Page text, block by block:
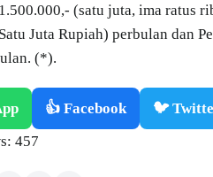
(satu juta, ima ratus
Juta Rupiah) perbulan dan
(*).
👍 Facebook 🐦
457